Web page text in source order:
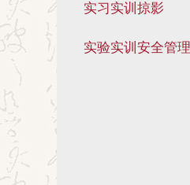
实习实训掠影
实验实训安全管